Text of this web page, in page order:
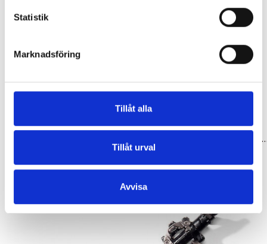
Statistik
Marknadsföring
Tillåt alla
Tillåt urval
Avvisa
Tillbehör & Reservdelar
319,00 kr
Tillbehör & Reservdelar
Gängreparations verktyg 9/16 tum